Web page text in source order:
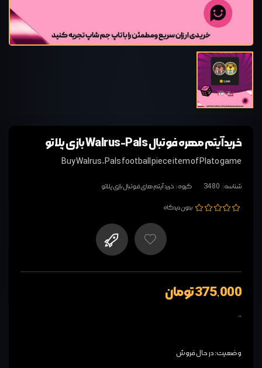
خرید آیتم مهره فوتبال Walrus-Pals بازی پلاتو
Buy Walrus-Pals football piece item of Plato game
شناسه: 3480 گروه: خرید آیتم های فوتبال بازی پلاتو
بدون دیدگاه
375,000 تومان
..
وضعیت: در حال فروش